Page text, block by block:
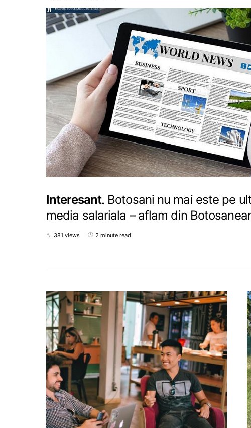
Interesant Botosani nu mai este pe
media salariala – aflam din
381 views 2 minute read